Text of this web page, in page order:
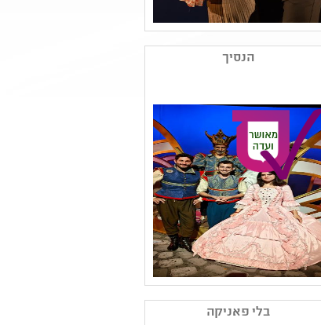
קטגוריה: מחזאות ישראלית
נושאים: שורשים ותרבויות
ישראל ,חוויות אישיות
,קבוצות בחברה ,יחסים
,סבלנות וסובלנות ,זהות
ומגדר
הנסיך
הישראלי
קטגוריה: תיאטרון ילדים
בלי פאניקה